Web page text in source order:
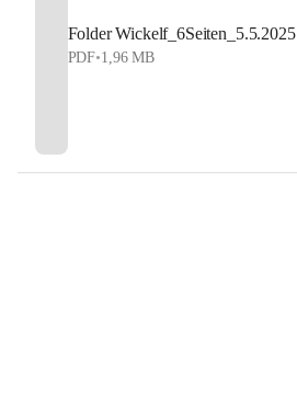
Folder Wickelf_6Seiten_5.5.2025
PDF•1,96 MB